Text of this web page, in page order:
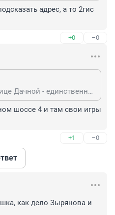
адрес, а то 2гис
+0 –0
Именно Динамо на улице Дачной - единственное большое поле с естественным газоном у нас в городе.
шоссе 4 и там свои игры
+1 –0
как дело Зырянова и